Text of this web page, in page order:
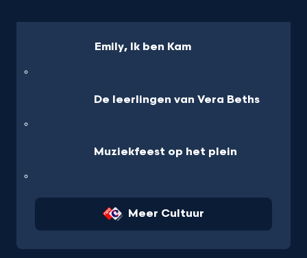
Emily, Ik ben Kam
De leerlingen van Vera Beths
Muziekfeest op het plein
Meer Cultuur